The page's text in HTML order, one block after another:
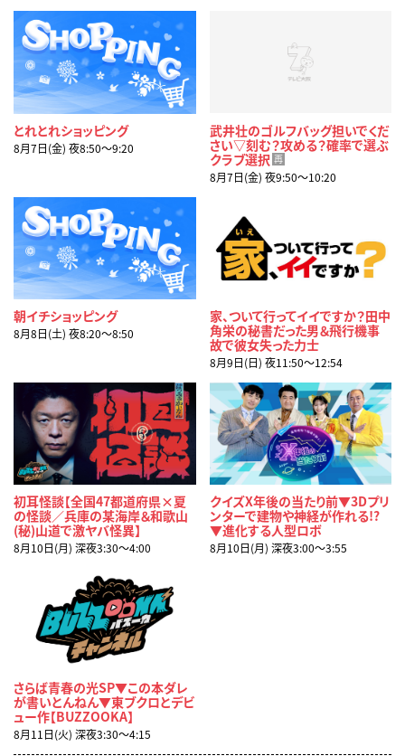
とれとれショッピング
8月7日(金) 夜8:50〜9:20
武井壮のゴルフバッグ担いでくだ
さい▽刻む？攻める？確率で選ぶ
クラブ選択 再
8月7日(金) 夜9:50〜10:20
朝イチショッピング
8月8日(土) 夜8:20〜8:50
家、ついて行ってイイですか？田中
角栄の秘書だった男＆飛行機事
故で彼女失った力士
8月9日(日) 夜11:50〜12:54
初耳怪談【全国47都道府県×夏
の怪談／兵庫の某海岸＆和歌山
(秘)山道で激ヤバ怪異】
8月10日(月) 深夜3:30〜4:00
クイズX年後の当たり前▼3Dプリ
ンターで建物や神経が作れる!?
▼進化する人型ロボ
8月10日(月) 深夜3:00〜3:55
さらば青春の光SP▼この本ダレ
が書いとんねん▼東ブクロとデビ
ュー作【BUZZOOKA】
8月11日(火) 深夜3:30〜4:15